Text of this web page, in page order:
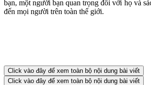
bạn, một người bạn quan trọng đối với họ và
đến mọi người trên toàn thế giới.
Click vào đây để xem toàn bộ nội dung bài viết
Click vào đây để xem toàn bộ nội dung bài viết